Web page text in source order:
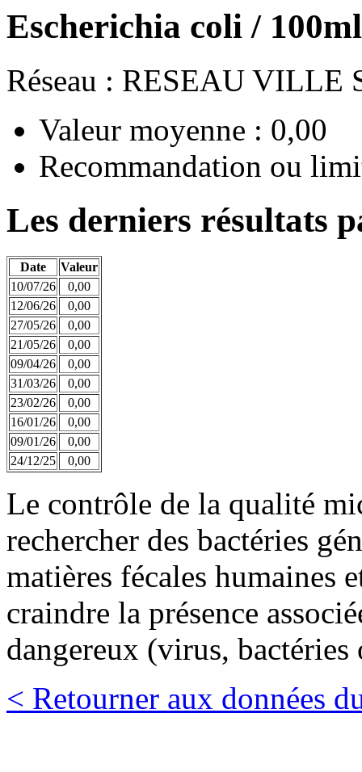
Escherichia coli /
Réseau : RESEAU VILLE
Valeur moyenne : 0,00
Recommandation ou
Les derniers résultats
Date
Valeur
10/07/26
0,00
12/06/26
0,00
27/05/26
0,00
21/05/26
0,00
09/04/26
0,00
31/03/26
0,00
23/02/26
0,00
16/01/26
0,00
09/01/26
0,00
24/12/25
0,00
Le contrôle de la qualité
rechercher des bactéries
matières fécales humaines
craindre la présence
dangereux (virus, bactéries
< Retourner aux données